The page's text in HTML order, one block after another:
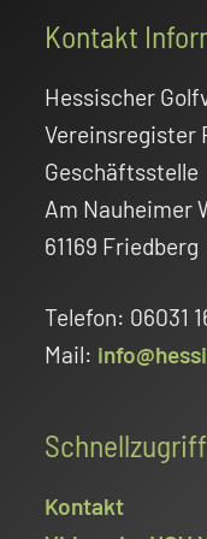
Footer
Kontakt
Hessischer
Vereinsregister
Geschäftsstelle
Am Nauheimer
61169 Friedberg
Telefon: 06031
Mail:
Schnellzugriff
Kontakt